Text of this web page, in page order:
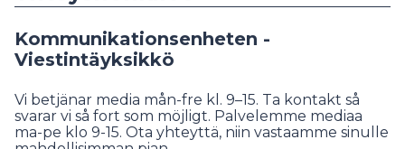
Kommunikationsenheten -
Viestintäyksikkö
Vi betjänar media mån-fre kl. 9–15. Ta kontakt så
svarar vi så fort som möjligt. Palvelemme mediaa
ma-pe klo 9-15. Ota yhteyttä, niin vastaamme sinulle